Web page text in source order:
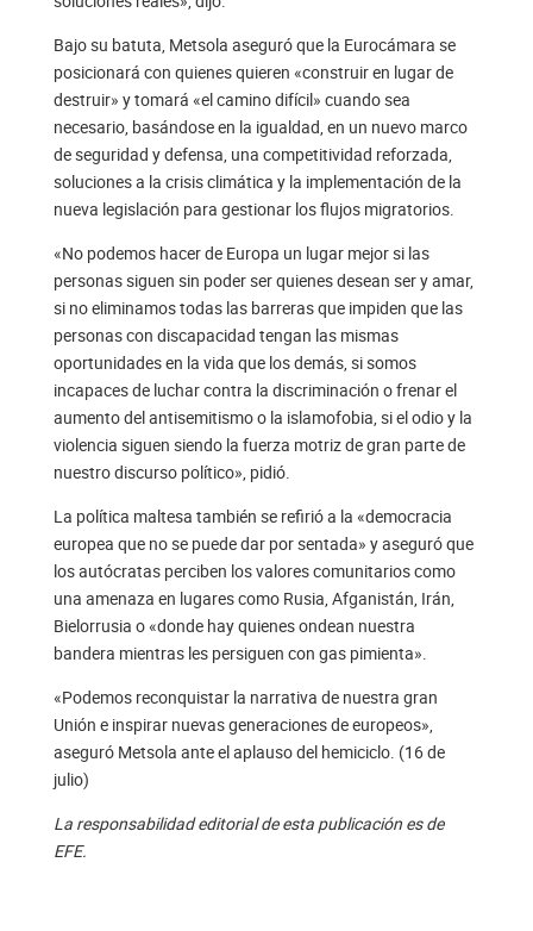
Bajo su batuta, Metsola aseguró que la Eurocámara se
posicionará con quienes quieren «construir en lugar de
destruir» y tomará «el camino difícil» cuando sea
necesario, basándose en la igualdad, en un nuevo marco
de seguridad y defensa, una competitividad reforzada,
soluciones a la crisis climática y la implementación de la
nueva legislación para gestionar los flujos migratorios.
«No podemos hacer de Europa un lugar mejor si las
personas siguen sin poder ser quienes desean ser y amar,
si no eliminamos todas las barreras que impiden que las
personas con discapacidad tengan las mismas
oportunidades en la vida que los demás, si somos
incapaces de luchar contra la discriminación o frenar el
aumento del antisemitismo o la islamofobia, si el odio y la
violencia siguen siendo la fuerza motriz de gran parte de
nuestro discurso político», pidió.
La política maltesa también se refirió a la «democracia
europea que no se puede dar por sentada» y aseguró que
los autócratas perciben los valores comunitarios como
una amenaza en lugares como Rusia, Afganistán, Irán,
Bielorrusia o «donde hay quienes ondean nuestra
bandera mientras les persiguen con gas pimienta».
«Podemos reconquistar la narrativa de nuestra gran
Unión e inspirar nuevas generaciones de europeos»,
aseguró Metsola ante el aplauso del hemiciclo. (16 de
julio)
La responsabilidad editorial de esta publicación es de
EFE.